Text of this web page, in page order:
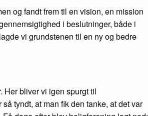
og fandt frem til en vision, en mission
i beslutninger, både i
vi grundstenen til en ny og bedre
Her bliver vi igen spurgt til
tyndt, at man fik den tanke, at det var